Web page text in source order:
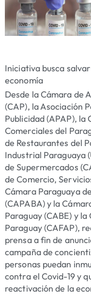
Iniciativa busca
economía
Desde la Cámara de
(CAP), la Asociación
Publicidad (APAP), la
Comerciales del
de Restaurantes del
Industrial Paraguaya
de Supermercados
de Comercio,
Cámara Paraguaya
(CAPABA) y la
Paraguay (CABE) y
Paraguay (CAFAP),
prensa a fin de
campaña de
personas puedan
contra el Covid-19 y
reactivación de la